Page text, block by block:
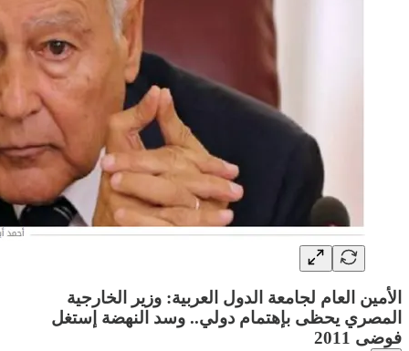
الأمين العام لجامعة الدول العربية: وزير الخارجية
المصري يحظى بإهتمام دولي.. وسد النهضة إستغل
فوضى 2011